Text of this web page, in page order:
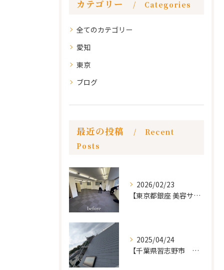
カテゴリー Categories
全てのカテゴリー
愛知
東京
ブログ
最近の投稿
Recent
Posts
2026/02/23
【東京都銀座 美容サロン店舗工事】
2025/04/24
【千葉県習志野市 戸建て 屋根の葺き替え工事】